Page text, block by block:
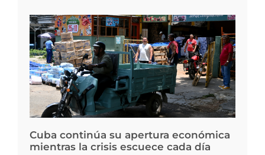
Cuba continúa su apertura económica
mientras la crisis escuece cada día